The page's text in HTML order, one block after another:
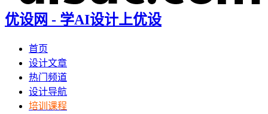
优设网 - 学AI设计上优设
首页
设计文章
热门频道
设计导航
培训课程